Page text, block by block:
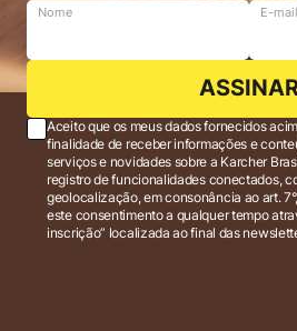
Nome E-mail
Aceito que os meus dados fornecidos
finalidade de receber informações e
serviços e novidades sobre a Karcher Brasil via e-mail marketing e
registro de funcionalidades conectados,
geolocalização, em consonância ao art.
este consentimento a qualquer tempo
inscrição” localizada ao final das